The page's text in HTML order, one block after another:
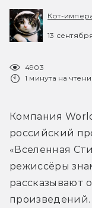
Кот-
13
4903
1 минута на
Компания
российский
«Вселенная
режиссёры
рассказывают
произведений.